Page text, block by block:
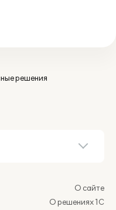
решения
О сайте
О решениях 1С